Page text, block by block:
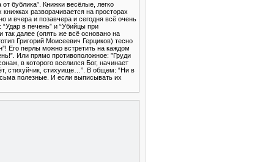
бублика”. Книжки весёлые, легко
разворачивается на просторах
и вчера и позавчера и сегодня всё очень
в печень” и “Убийцы при
так далее (опять же всё основано на
Григорий Моисеевич Герциков) тесно
Его перлы можно встретить на каждом
Или прямо противоположное: ”Груди
в которого вселился Бог, начинает
стихуйчик, стихуище…”. В общем: “Ни в
полезные. И если выписывать их